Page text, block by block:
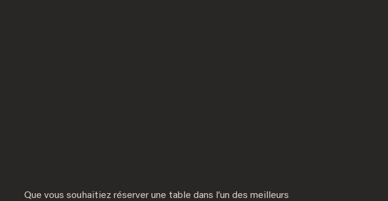
Que vous souhaitiez réserver une table dans l’un des meilleurs